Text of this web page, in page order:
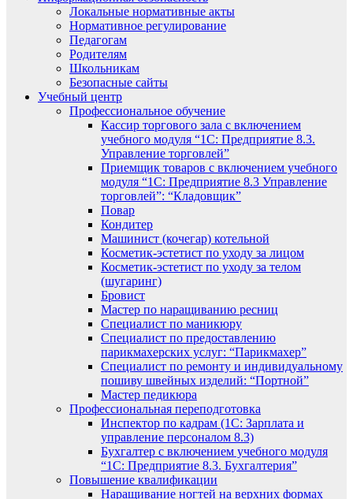
Локальные нормативные акты
Нормативное регулирование
Педагогам
Родителям
Школьникам
Безопасные сайты
Учебный центр
Профессиональное обучение
Кассир торгового зала с включением
учебного модуля “1С: Предприятие 8.3.
Управление торговлей”
Приемщик товаров с включением учебного
модуля “1С: Предприятие 8.3 Управление
торговлей”: “Кладовщик”
Повар
Кондитер
Машинист (кочегар) котельной
Косметик-эстетист по уходу за лицом
Косметик-эстетист по уходу за телом
(шугаринг)
Бровист
Мастер по наращиванию ресниц
Специалист по маникюру
Специалист по предоставлению
парикмахерских услуг: “Парикмахер”
Специалист по ремонту и индивидуальному
пошиву швейных изделий: “Портной”
Мастер педикюра
Профессиональная переподготовка
Инспектор по кадрам (1С: Зарплата и
управление персоналом 8.3)
Бухгалтер с включением учебного модуля
“1С: Предприятие 8.3. Бухгалтерия”
Повышение квалификации
Наращивание ногтей на верхних формах